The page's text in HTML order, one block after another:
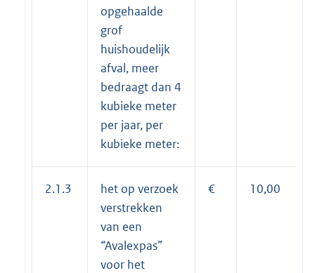
opgehaalde
grof
huishoudelijk
afval, meer
bedraagt dan 4
kubieke meter
per jaar, per
kubieke meter:
2.1.3
het op verzoek
verstrekken
van een
“Avalexpas”
voor het
€ 10,00